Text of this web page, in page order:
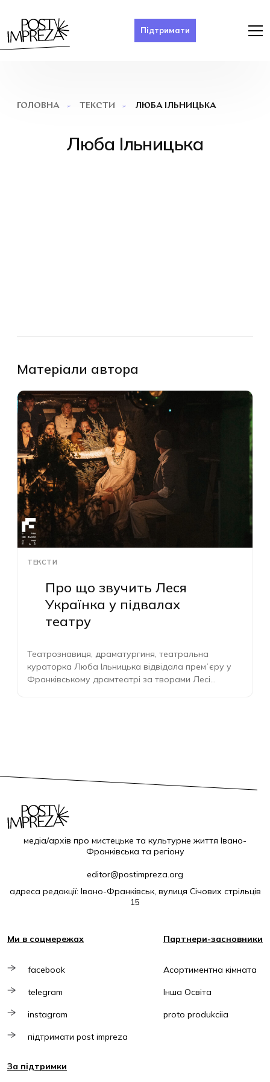
Підтримати
ГОЛОВНА ТЕКСТИ ЛЮБА ІЛЬНИЦЬКА
Люба Ільницька
Матеріали автора
ТЕКСТИ
Про що звучить Леся
Українка у підвалах
театру
Театрознавиця, драматургиня, театральна
кураторка Люба Ільницька відвідала премʼєру у
Франківському драмтеатрі за творами Лесі
медіа/архів про мистецьке та культурне життя Івано-
Франківська та регіону
editor@postimpreza.org
адреса редакції: Івано-Франківськ, вулиця Січових стрільців
15
Ми в соцмережах
facebook
telegram
instagram
підтримати post impreza
Партнери-засновники
Асортиментна кімната
Інша Освіта
proto produkciia
За підтримки